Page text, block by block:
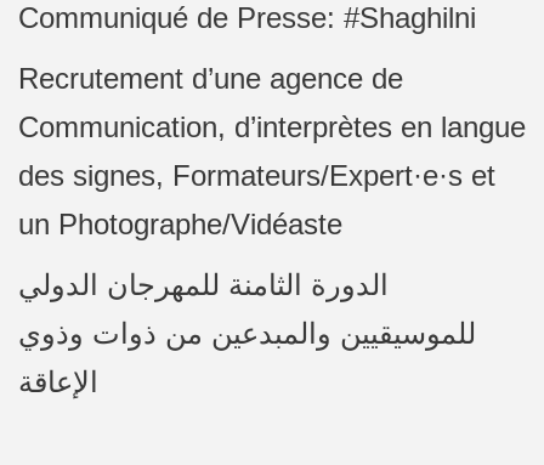
Communiqué de Presse: #Shaghilni
Recrutement d’une agence de
Communication, d’interprètes en langue
des signes, Formateurs/Expert·e·s et
un Photographe/Vidéaste
الدورة الثامنة للمهرجان الدولي
للموسيقيين والمبدعين من ذوات وذوي
الإعاقة